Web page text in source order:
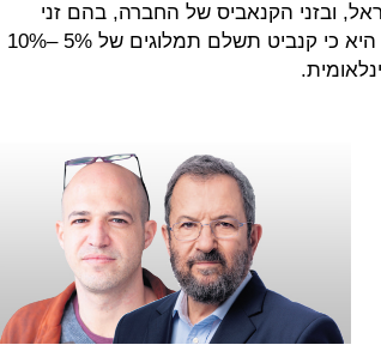
ובזני הקנאביס של החברה, בהם זני
האבידקל ואלסקה הידועים, ההערכה היא כי קנביט תשלם תמלוגים של 5% –10%